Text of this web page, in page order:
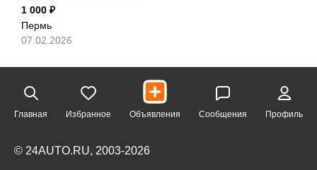
1 000
Пермь
07.02.2026
Главная Избранное Объявления Сообщения Профиль
© 24AUTO.RU, 2003-2026